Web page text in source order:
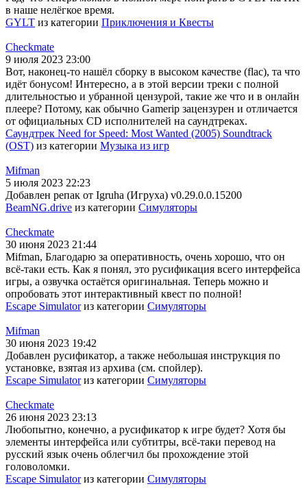
в наше нелёгкое время.
GYLT из категории Приключения и Квесты
Checkmate
9 июля 2023 23:00
Вот, наконец-то нашёл сборку в высоком качестве (flac), та что
идёт бонусом! Интересно, а в этой версии треки с полной
длительностью и убранной цензурой, такие же что и в онлайн
плеере? Потому, как обычно Gamerip зацензурен и отличается
от официальных CD исполнителей на саундтреках.
Саундтрек Need for Speed: Most Wanted (2005) Soundtrack
(OST) из категории Музыка из игр
Mifman
5 июля 2023 22:23
Добавлен репак от Igruha (Игруха) v0.29.0.0.15200
BeamNG.drive из категории Симуляторы
Checkmate
30 июня 2023 21:44
Mifman, Благодарю за оперативность, очень хорошо, что он
всё-таки есть. Как я понял, это русификация всего интерфейса
игры, а озвучка остаётся оригинальная. Теперь можно и
опробовать этот интерактивный квест по полной!
Escape Simulatorиз категории Симуляторы
Mifman
30 июня 2023 19:42
Добавлен русификатор, а также небольшая инструкция по
установке, взятая из архива (см. спойлер).
Escape Simulatorиз категории Симуляторы
Checkmate
26 июня 2023 23:13
Любопытно, конечно, а русификатор к игре будет? Хотя бы
элементы интерфейса или субтитры, всё-таки перевод на
русский язык очень облегчил бы прохождение этой
головоломки.
Escape Simulatorиз категории Симуляторы